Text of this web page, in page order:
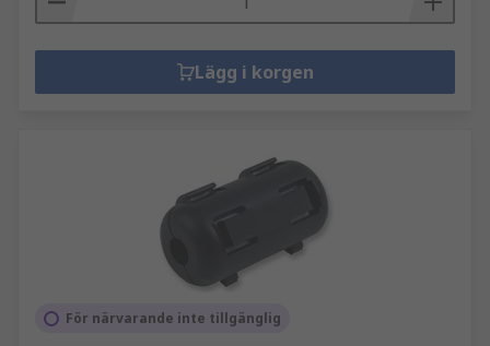
Lägg i korgen
För närvarande inte tillgänglig